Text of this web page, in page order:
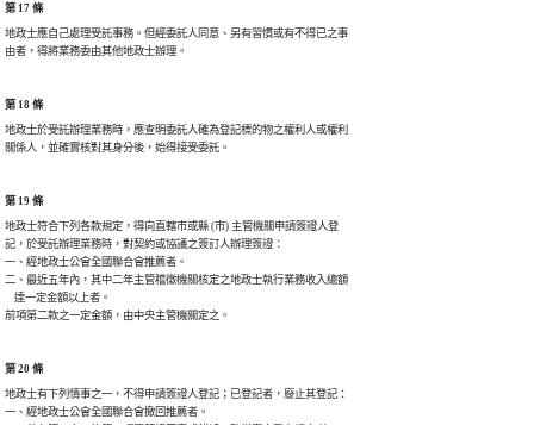
第 17 條
地政士應自己處理受託事務。但經委託人同意、另有習慣或有不得已之事
由者，得將業務委由其他地政士辦理。
第 18 條
地政士於受託辦理業務時，應查明委託人確為登記標的物之權利人或權利
關係人，並確實核對其身分後，始得接受委託。
第 19 條
地政士符合下列各款規定，得向直轄市或縣 (市) 主管機關申請簽證人登
記，於受託辦理業務時，對契約或協議之簽訂人辦理簽證：
一、經地政士公會全國聯合會推薦者。
二、最近五年內，其中二年主管稽徵機關核定之地政士執行業務收入總額
    達一定金額以上者。
前項第二款之一定金額，由中央主管機關定之。
第 20 條
地政士有下列情事之一，不得申請簽證人登記；已登記者，廢止其登記：
一、經地政士公會全國聯合會撤回推薦者。